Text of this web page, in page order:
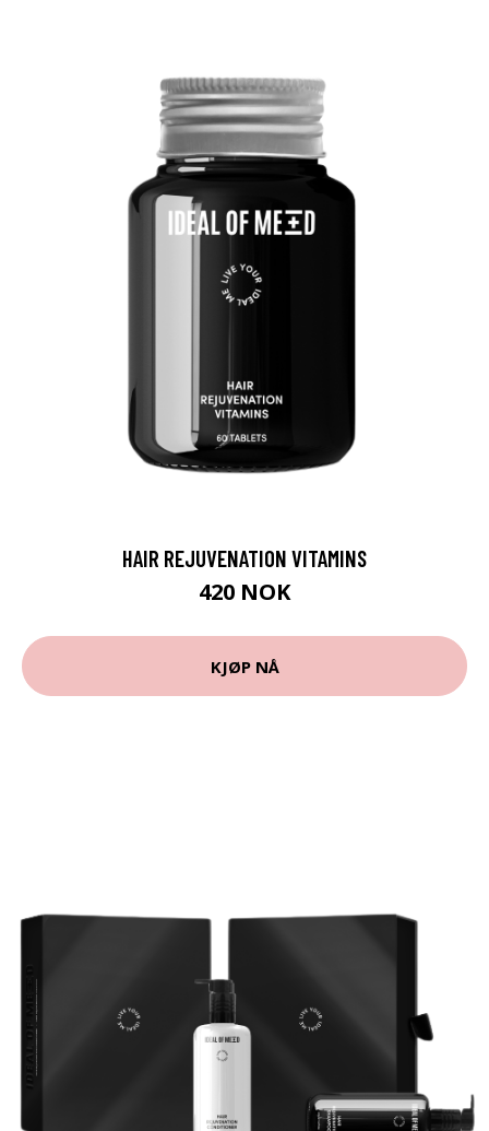
HAIR REJUVENATION VITAMINS
420 NOK
KJØP NÅ